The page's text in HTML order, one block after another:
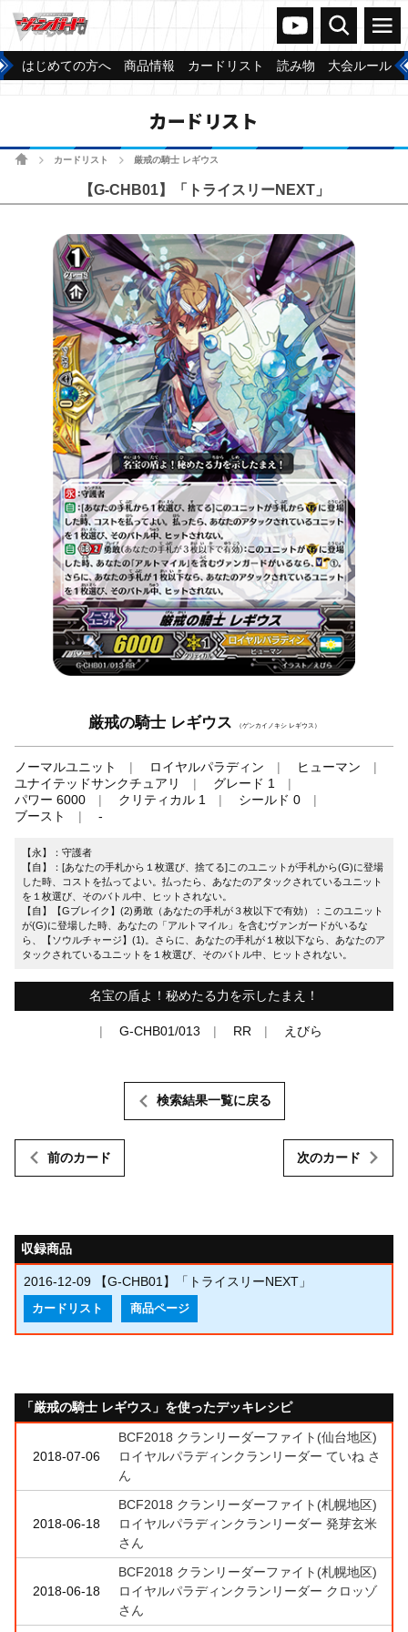
ヴァンガードch
検索 メニュー
はじめての方へ 商品情報 カードリスト 読み物 大会ルール
カードリスト
ホームカードリスト 厳戒の騎士 レギウス
【G-CHB01】「トライスリーNEXT」
厳戒の騎士 レギウス （ゲンカイノキシ レギウス）
ノーマルユニット ロイヤルパラディン
ヒューマン
ユナイテッドサンクチュアリ
グレード 1
パワー 6000
クリティカル 1
シールド 0
ブースト
-
【永】：守護者
【自】：[あなたの手札から１枚選び、捨てる]このユニットが手札から(G)に登場
した時、コストを払ってよい。払ったら、あなたのアタックされているユニット
を１枚選び、そのバトル中、ヒットされない。
【自】【Gブレイク】(2)勇敢（あなたの手札が３枚以下で有効）：このユニット
が(G)に登場した時、あなたの「アルトマイル」を含むヴァンガードがいるな
ら、【ソウルチャージ】(1)。さらに、あなたの手札が１枚以下なら、あなたのア
タックされているユニットを１枚選び、そのバトル中、ヒットされない。
名宝の盾よ！秘めたる力を示したまえ！
G-CHB01/013 RR えびら
前のカード
検索結果一覧に戻る
次のカード
収録商品
2016-12-09 【G-CHB01】「トライスリーNEXT」
カードリスト 商品ページ
「厳戒の騎士 レギウス」を使ったデッキレシピ
2018-07-06
BCF2018 クランリーダーファイト(仙台地区)
ロイヤルパラディンクランリーダー ていね さ
ん
2018-06-18
BCF2018 クランリーダーファイト(札幌地区)
ロイヤルパラディンクランリーダー 発芽玄米
さん
2018-06-18
BCF2018 クランリーダーファイト(札幌地区)
ロイヤルパラディンクランリーダー クロッゾ
さん